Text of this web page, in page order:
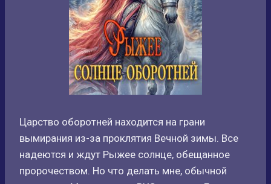
Царство оборотней находится на грани
вымирания из-за проклятия Вечной зимы. Все
надеются и ждут Рыжее солнце, обещанное
пророчеством. Но что делать мне, обычной